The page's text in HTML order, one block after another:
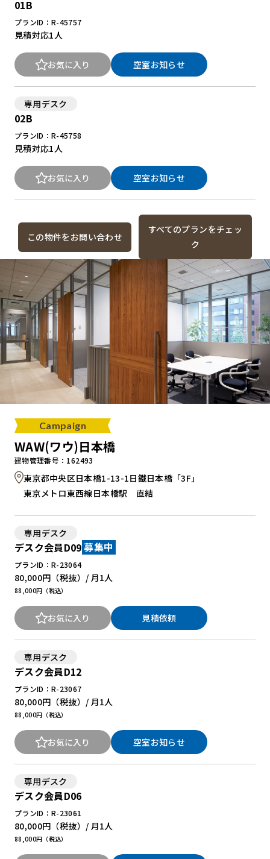
01B
プランID：R-45757
見積対応1人
お気に入り 空室お知らせ
専用デスク
02B
プランID：R-45758
見積対応1人
お気に入り 空室お知らせ
この物件をお問い合わせ
すべてのプランをチェッ
ク
Campaign
WAW(ワウ)日本橋
建物管理番号：162493
東京都中央区日本橋1-13-1日鐵日本橋「3F」
東京メトロ東西線日本橋駅 直結
専用デスク
デスク会員D09 募集中
プランID：R-23064
80,000円 （税抜）/ 月
88,000円（税込）
1人
お気に入り 見積依頼
専用デスク
デスク会員D12
プランID：R-23067
80,000円 （税抜）/ 月
88,000円（税込）
1人
お気に入り 空室お知らせ
専用デスク
デスク会員D06
プランID：R-23061
80,000円 （税抜）/ 月
88,000円（税込）
1人